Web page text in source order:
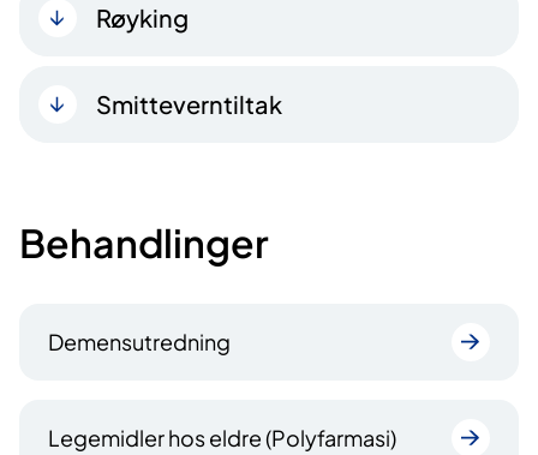
Røyking
Smitteverntiltak
Behandlinger
Demensutredning
Legemidler hos eldre (Polyfarmasi)